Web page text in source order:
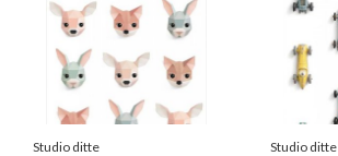
Studio ditte
Studio ditte